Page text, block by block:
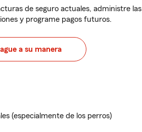
de seguro actuales, administre las
y programe pagos futuros.
a su manera
(especialmente de los perros)